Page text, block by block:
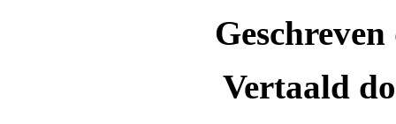
Vertaald